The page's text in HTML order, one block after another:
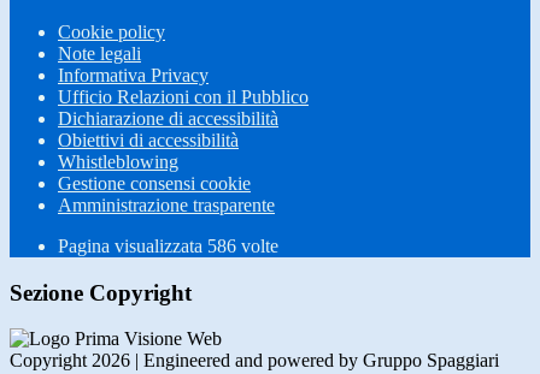
Cookie policy
Note legali
Informativa Privacy
Ufficio Relazioni con il Pubblico
Dichiarazione di accessibilità
Obiettivi di accessibilità
Whistleblowing
Gestione consensi cookie
Amministrazione trasparente
Pagina visualizzata 586 volte
Sezione Copyright
Copyright 2026 | Engineered and powered by Gruppo Spaggiari